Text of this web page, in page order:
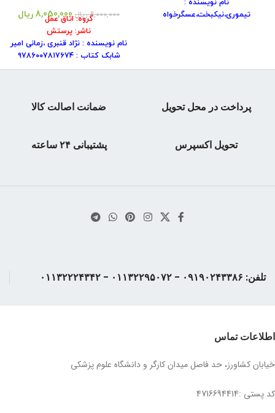
نام نویسنده :
تیموری،نیکبخت،عسگرخواه
تعداد صفحات : ۱۵۱ صفحه
وزن کتاب : ۲۸۵ گرم
9,000,000 ریال 8,050,000 ریال
گروه: اتاق عمل
ناشر: پرستش
نام نویسنده : نژاد قنبری ،زمانی امیر
شابک کتاب : ۹۷۸۶٠٠۷۸۱۷۶۷۴
سال انتشار : ۱۳۹۹
قطع : رقعی
ضمانت اصالت کالا پرداخت در محل تحویل
پشتیبانی ۲۴ ساعته تحویل اکسپرس
تلفن: ۰۹۱۹۰۲۴۳۳۸۶ - ۰۱۱۳۲۲۹۵۰۷۲ - ۰۱۱۳۲۲۲۴۳۴۲
اطلاعات تماس
خیابان کشاورز، حد فاصل میدان کارگر و دانشگاه علوم پزشکی
کد پستی :4716694414